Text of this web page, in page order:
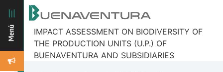
IMPACT ASSESSMENT ON BIODIVERSITY OF
THE PRODUCTION UNITS (U.P.) OF
BUENAVENTURA AND SUBSIDIARIES